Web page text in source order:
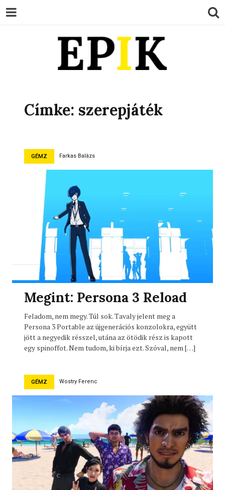
EPIK
Címke: szerepjáték
GÉMZ Farkas Balázs
Megint: Persona 3 Reload
Feladom, nem megy. Túl sok. Tavaly jelent meg a
Persona 3 Portable az újgenerációs konzolokra, együtt
jött a negyedik résszel, utána az ötödik rész is kapott
egy spinoffot. Nem tudom, ki bírja ezt. Szóval, nem […]
GÉMZ Wostry Ferenc